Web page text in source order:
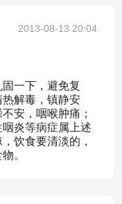
2013-08-13 20:04
一下，避免复
解毒，镇静安
安，咽喉肿痛；
咽炎等病症属上述
饮食要清淡的，
。